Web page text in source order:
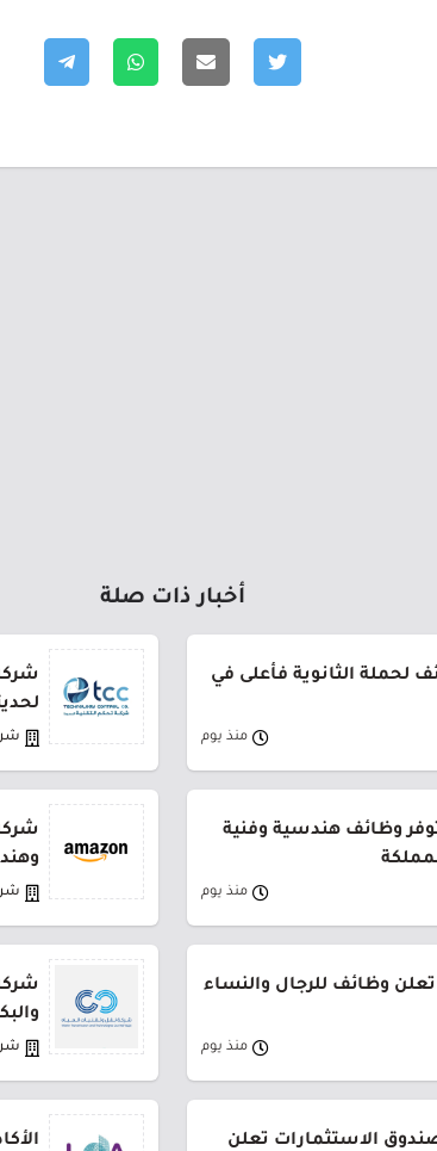
أخبار ذات صلة
الثانوية فأعلى في
منذ يوم
وظائف هندسية وفنية
منذ يوم
وظائف للرجال والنساء
منذ يوم
الاستثمارات تعلن